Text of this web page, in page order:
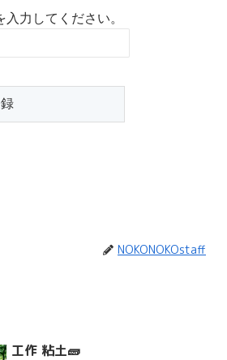
入力してください。
NOKONOKOstaff
工作 粘土🧱